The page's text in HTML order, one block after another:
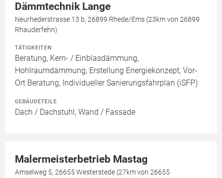
Dämmtechnik Lange
Neurhederstrasse 13 b, 26899 Rhede/Ems (23km von 26899
Rhauderfehn)
TÄTIGKEITEN
Beratung, Kern- / Einblasdämmung,
Hohlraumdämmung, Erstellung Energiekonzept, Vor-
Ort Beratung, Individueller Sanierungsfahrplan (iSFP)
GEBÄUDETEILE
Dach / Dachstuhl, Wand / Fassade
Malermeisterbetrieb Mastag
Amselweg 5, 26655 Westerstede (27km von 26655